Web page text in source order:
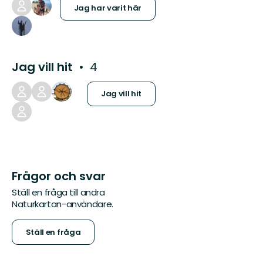
Jag har varit här
Jag vill hit 4
Jag vill hit
Frågor och svar
Ställ en fråga till andra
Naturkartan-användare.
Ställ en fråga